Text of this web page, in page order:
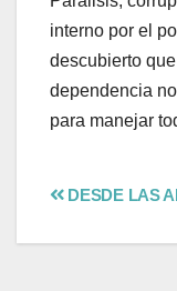
interno por el
descubierto
dependencia
para manejar
DESDE LAS